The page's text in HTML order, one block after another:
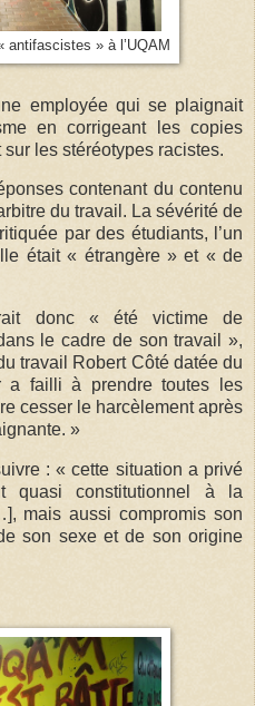
antifascistes » à l’UQAM
employée qui se plaignait
en corrigeant les copies
sur les stéréotypes racistes.
contenant du contenu
du travail. La sévérité de
par des étudiants, l’un
était « étrangère » et « de
donc « été victime de
le cadre de son travail »,
travail Robert Côté datée du
a failli à prendre toutes les
cesser le harcèlement après
»
: « cette situation a privé
quasi constitutionnel à la
mais aussi compromis son
son sexe et de son origine